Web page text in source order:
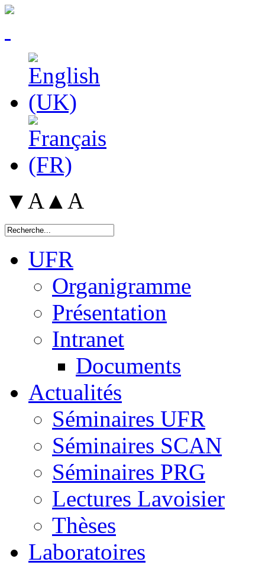
▼A ▲A
UFR
Organigramme
Présentation
Intranet
Documents
Actualités
Séminaires UFR
Séminaires SCAN
Séminaires PRG
Lectures Lavoisier
Thèses
Laboratoires